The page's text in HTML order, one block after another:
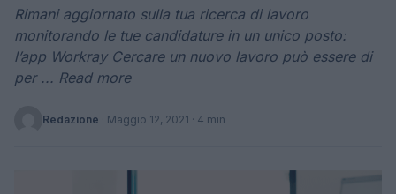
Rimani aggiornato sulla tua ricerca di lavoro
monitorando le tue candidature in un unico posto:
l’app Workray Cercare un nuovo lavoro può essere di
per ... Read more
Redazione · Maggio 12, 2021 · 4 min